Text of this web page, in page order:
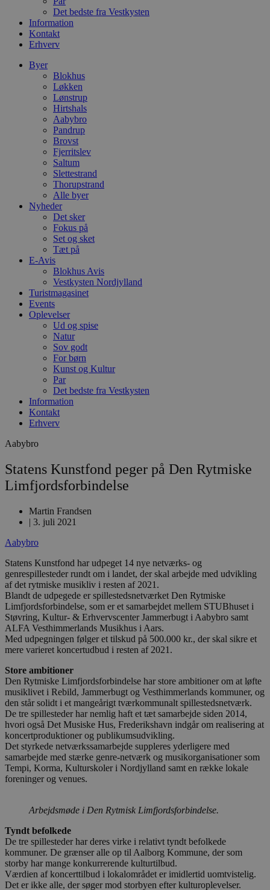
Det bedste fra Vestkysten
Information
Kontakt
Erhverv
Byer
Blokhus
Løkken
Lønstrup
Hirtshals
Aabybro
Pandrup
Brovst
Fjerritslev
Saltum
Slettestrand
Thorupstrand
Alle byer
Nyheder
Det sker
Fokus på
Set og sket
Tæt på
E-Avis
Blokhus Avis
Vestkysten Nordjylland
Turistmagasinet
Events
Oplevelser
Ud og spise
Natur
Sov godt
For børn
Kunst og Kultur
Par
Det bedste fra Vestkysten
Information
Kontakt
Erhverv
Aabybro
Statens Kunstfond peger på Den Rytmiske
Limfjordsforbindelse
Martin Frandsen
| 3. juli 2021
Aabybro
Statens Kunstfond har udpeget 14 nye netværks- og
genrespillesteder rundt om i landet, der skal arbejde med udvikling
af det rytmiske musikliv i resten af 2021.
Blandt de udpegede er spillestedsnetværket Den Rytmiske
Limfjordsforbindelse, som er et samarbejdet mellem STUBhuset i
Støvring, Kultur- & Erhvervscenter Jammerbugt i Aabybro samt
ALFA Vesthimmerlands Musikhus i Aars.
Med udpegningen følger et tilskud på 500.000 kr., der skal sikre et
mere varieret koncertudbud i resten af 2021.
Store ambitioner
Den Rytmiske Limfjordsforbindelse har store ambitioner om at løfte
musiklivet i Rebild, Jammerbugt og Vesthimmerlands kommuner, og
den står solidt i et mangeårigt tværkommunalt spillestedsnetværk.
De tre spillesteder har nemlig haft et tæt samarbejde siden 2014,
hvori også Det Musiske Hus, Frederikshavn indgår om realisering at
koncertproduktioner og publikumsudvikling.
Det styrkede netværkssamarbejde suppleres yderligere med
samarbejde med stærke genre-netværk og musikorganisationer som
Tempi, Korma, Kulturskoler i Nordjylland samt en række lokale
foreninger og venues.
Arbejdsmøde i Den Rytmisk Limfjordsforbindelse.
Tyndt befolkede
De tre spillesteder har deres virke i relativt tyndt befolkede
kommuner. De grænser alle op til Aalborg Kommune, der som
storby har mange konkurrerende kulturtilbud.
Værdien af koncerttilbud i lokalområdet er imidlertid uomtvistelig.
Det er ikke alle, der søger mod storbyen efter kulturoplevelser.